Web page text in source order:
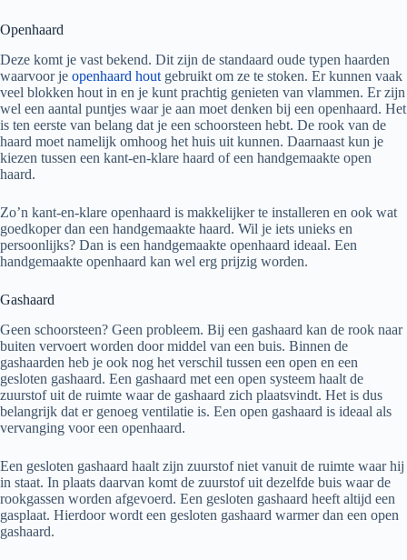
Openhaard
Deze komt je vast bekend. Dit zijn de standaard oude typen haarden
waarvoor je openhaard hout gebruikt om ze te stoken. Er kunnen vaak
veel blokken hout in en je kunt prachtig genieten van vlammen. Er zijn
wel een aantal puntjes waar je aan moet denken bij een openhaard. Het
is ten eerste van belang dat je een schoorsteen hebt. De rook van de
haard moet namelijk omhoog het huis uit kunnen. Daarnaast kun je
kiezen tussen een kant-en-klare haard of een handgemaakte open
haard.
Zo’n kant-en-klare openhaard is makkelijker te installeren en ook wat
goedkoper dan een handgemaakte haard. Wil je iets unieks en
persoonlijks? Dan is een handgemaakte openhaard ideaal. Een
handgemaakte openhaard kan wel erg prijzig worden.
Gashaard
Geen schoorsteen? Geen probleem. Bij een gashaard kan de rook naar
buiten vervoert worden door middel van een buis. Binnen de
gashaarden heb je ook nog het verschil tussen een open en een
gesloten gashaard. Een gashaard met een open systeem haalt de
zuurstof uit de ruimte waar de gashaard zich plaatsvindt. Het is dus
belangrijk dat er genoeg ventilatie is. Een open gashaard is ideaal als
vervanging voor een openhaard.
Een gesloten gashaard haalt zijn zuurstof niet vanuit de ruimte waar hij
in staat. In plaats daarvan komt de zuurstof uit dezelfde buis waar de
rookgassen worden afgevoerd. Een gesloten gashaard heeft altijd een
gasplaat. Hierdoor wordt een gesloten gashaard warmer dan een open
gashaard.